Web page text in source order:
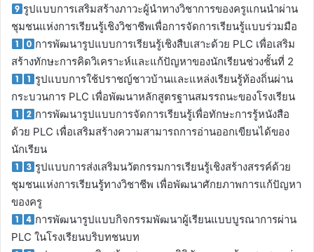
รูปแบบการเสริมสร้างภาวะผู้นำทางวิชาการของครูแกนนำผ่าน
ชุมชนแห่งการเรียนรู้เชิงวิชาชีพเพื่อการจัดการเรียนรู้แบบร่วมมือ
การพัฒนารูปแบบการเรียนรู้เชิงสืบเสาะด้วย PLC เพื่อเสริม
สร้างทักษะการคิดวิเคราะห์และแก้ปัญหาของนักเรียนช่วงชั้นที่ 2
รูปแบบการใช้ปราชญ์ชาวบ้านและแหล่งเรียนรู้ท้องถิ่นผ่าน
กระบวนการ PLC เพื่อพัฒนาหลักสูตรฐานสมรรถนะของโรงเรียน
การพัฒนารูปแบบการจัดการเรียนรู้เพื่อทักษะการรู้หนังสือ
ด้วย PLC เพื่อเสริมสร้างความสามารถการอ่านออกเขียนได้ของ
นักเรียน
รูปแบบการส่งเสริมนวัตกรรมการเรียนรู้เชิงสร้างสรรค์ด้วย
ชุมชนแห่งการเรียนรู้ทางวิชาชีพ เพื่อพัฒนาศักยภาพการแก้ปัญหา
ของครู
การพัฒนารูปแบบกิจกรรมพัฒนาผู้เรียนแบบบูรณาการผ่าน
PLC ในโรงเรียนบริบทชนบท